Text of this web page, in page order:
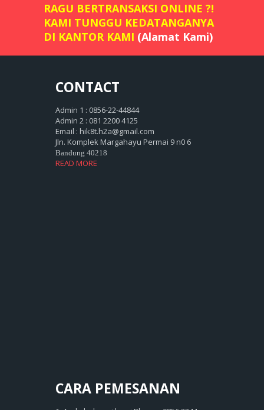
RAGU BERTRANSAKSI ONLINE ?!
KAMI TUNGGU KEDATANGANYA
DI KANTOR KAMI (Alamat Kami)
CONTACT
Admin 1 : 0856-22-44844
Admin 2 : 081 2200 4125
Email : hik8t.h2a@gmail.com
Jln. Komplek Margahayu Permai 9 n0 6
Bandung 40218
READ MORE
CARA PEMESANAN